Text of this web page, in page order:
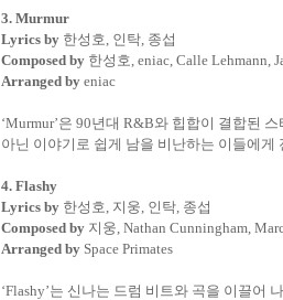
3. Murmur
Lyrics by 한성호, 인탁, 종섭
Composed by 한성호, eniac, Calle Lehmann,
Arranged by eniac
‘Murmur’은 90년대 R&B와 힙합이 결합된
아닌 이야기로 쉽게 남을 비난하는 이들에게
4. Flashy
Lyrics by 한성호, 지웅, 인탁, 종섭
Composed by 지웅, Nathan Cunningham,
Arranged by Space Primates
‘Flashy’는 신나는 드럼 비트와 곡을 이끌어